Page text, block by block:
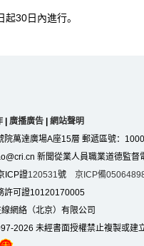
30日內進行。
| 廣播廣告| 網站聲明
萬達廣場A座15層 郵遞區號：
新聞從業人員職業道德監
ICP證120531號 京ICP備
許可證10120170005
網絡（北京）有限公司
2026 未經書面授權禁止複製或建